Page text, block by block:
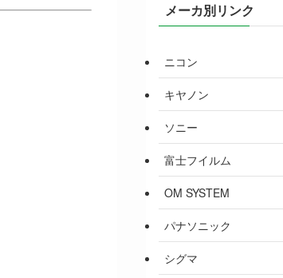
メーカ別リンク
ニコン
キヤノン
ソニー
富士フイルム
OM SYSTEM
パナソニック
シグマ